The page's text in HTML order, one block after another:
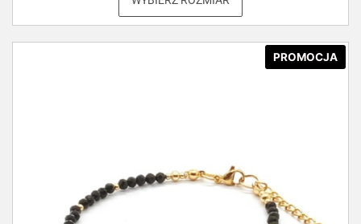
PROMOCJA